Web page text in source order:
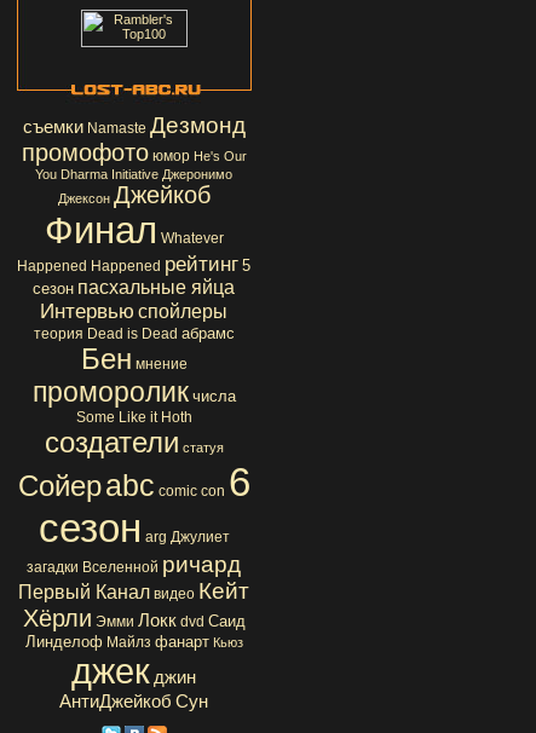
съемки Namaste Дезмонд
промофото юмор He's Our
You Dharma Initiative Джеронимо
Джексон Джейкоб
Финал Whatever
Happened Happened рейтинг 5
сезон пасхальные яйца
Интервью спойлеры
теория Dead is Dead абрамс
Бен мнение
проморолик числа
Some Like it Hoth
создатели статуя
Сойерabc comic con 6
сезон arg Джулиет
загадки Вселенной ричард
Первый Канал видео Кейт
Хёрли Эмми Локк dvd Саид
Линделоф Майлз фанарт Кьюз
джек джин
АнтиДжейкоб Сун